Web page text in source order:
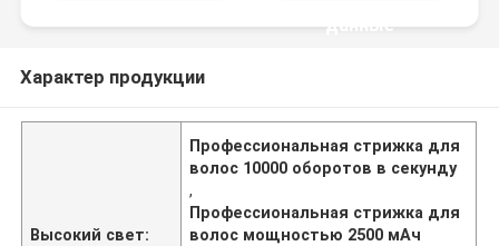
данные
Характер продукции
Высокий свет:
Профессиональная стрижка для
волос 10000 оборотов в секунду
,
Профессиональная стрижка для
волос мощностью 2500 мАч